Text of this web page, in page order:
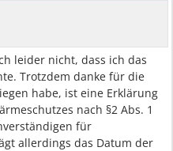
leider nicht, dass ich das
Trotzdem danke für die
habe, ist eine Erklärung
nach §2 Abs. 1
für
allerdings das Datum der